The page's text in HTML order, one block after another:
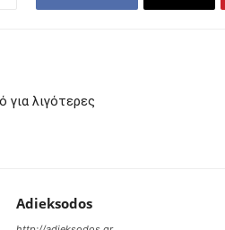
για λιγότερες
Adieksodos